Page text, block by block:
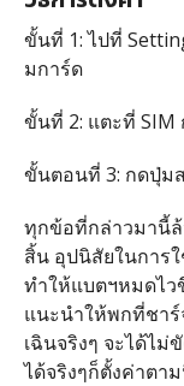
ขั้นที่ 1: ไปที่
มการ์ด
ขั้นที่ 2: แตะที่ SIM
ขั้นตอนที่ 3: กดปุ่ม
ทุกข้อที่กล่าวมานี้
สิ้น อุปนิสัยในการ
ทำให้แบตฯหมดไ
แนะนำให้พกที่ชาร์
เฉินจริงๆ จะได้ไ
ได้จริงๆก็ตั้งค่าตา